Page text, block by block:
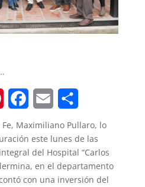
a
c
e
E
m
a
i
h
a
r
Maximiliano Pullaro, lo
este lunes de las
del Hospital “Carlos
en el departamento
con una inversión del